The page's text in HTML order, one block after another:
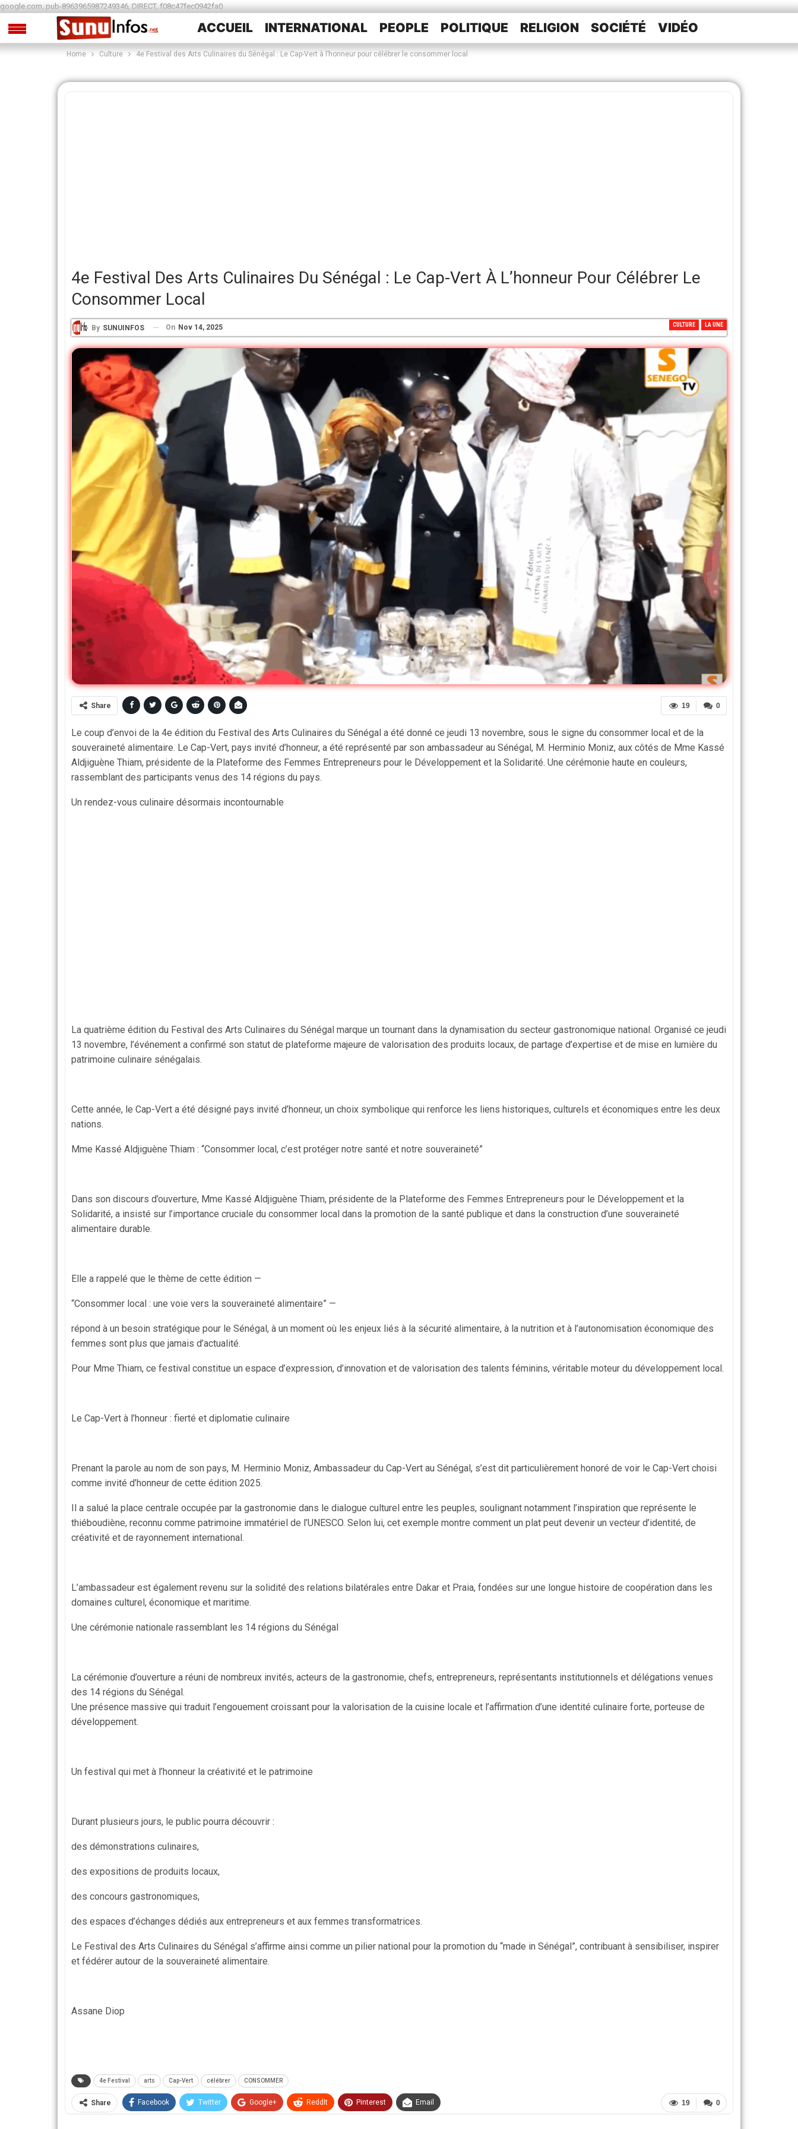
google.com, pub-8963965987249346, DIRECT, f08c47fec0942fa0
ACCUEIL INTERNATIONAL PEOPLE POLITIQUE RELIGION SOCIÉTÉ
VIDÉO
SPORTS
Home Culture 4e Festival des Arts Culinaires du Sénégal : Le Cap-Vert à l’honneur pour célébrer le consommer local
4e Festival Des Arts Culinaires Du Sénégal : Le Cap-Vert À L’honneur Pour Célébrer Le
Consommer Local
CULTURE LA UNE
By SUNUINFOS On Nov 14, 2025
0
19
Share
Le coup d’envoi de la 4e édition du Festival des Arts Culinaires du Sénégal a été donné ce jeudi 13 novembre, sous le signe du consommer local et de la
souveraineté alimentaire. Le Cap-Vert, pays invité d’honneur, a été représenté par son ambassadeur au Sénégal, M. Herminio Moniz, aux côtés de Mme Kassé
Aldjiguène Thiam, présidente de la Plateforme des Femmes Entrepreneurs pour le Développement et la Solidarité. Une cérémonie haute en couleurs,
rassemblant des participants venus des 14 régions du pays.
Un rendez-vous culinaire désormais incontournable
La quatrième édition du Festival des Arts Culinaires du Sénégal marque un tournant dans la dynamisation du secteur gastronomique national. Organisé ce jeudi
13 novembre, l’événement a confirmé son statut de plateforme majeure de valorisation des produits locaux, de partage d’expertise et de mise en lumière du
patrimoine culinaire sénégalais.
Cette année, le Cap-Vert a été désigné pays invité d’honneur, un choix symbolique qui renforce les liens historiques, culturels et économiques entre les deux
nations.
Mme Kassé Aldjiguène Thiam : “Consommer local, c’est protéger notre santé et notre souveraineté”
Dans son discours d’ouverture, Mme Kassé Aldjiguène Thiam, présidente de la Plateforme des Femmes Entrepreneurs pour le Développement et la
Solidarité, a insisté sur l’importance cruciale du consommer local dans la promotion de la santé publique et dans la construction d’une souveraineté
alimentaire durable.
Elle a rappelé que le thème de cette édition —
“Consommer local : une voie vers la souveraineté alimentaire” —
répond à un besoin stratégique pour le Sénégal, à un moment où les enjeux liés à la sécurité alimentaire, à la nutrition et à l’autonomisation économique des
femmes sont plus que jamais d’actualité.
Pour Mme Thiam, ce festival constitue un espace d’expression, d’innovation et de valorisation des talents féminins, véritable moteur du développement local.
Le Cap-Vert à l’honneur : fierté et diplomatie culinaire
Prenant la parole au nom de son pays, M. Herminio Moniz, Ambassadeur du Cap-Vert au Sénégal, s’est dit particulièrement honoré de voir le Cap-Vert choisi
comme invité d’honneur de cette édition 2025.
Il a salué la place centrale occupée par la gastronomie dans le dialogue culturel entre les peuples, soulignant notamment l’inspiration que représente le
thiéboudiène, reconnu comme patrimoine immatériel de l’UNESCO. Selon lui, cet exemple montre comment un plat peut devenir un vecteur d’identité, de
créativité et de rayonnement international.
L’ambassadeur est également revenu sur la solidité des relations bilatérales entre Dakar et Praia, fondées sur une longue histoire de coopération dans les
domaines culturel, économique et maritime.
Une cérémonie nationale rassemblant les 14 régions du Sénégal
La cérémonie d’ouverture a réuni de nombreux invités, acteurs de la gastronomie, chefs, entrepreneurs, représentants institutionnels et délégations venues
des 14 régions du Sénégal.
Une présence massive qui traduit l’engouement croissant pour la valorisation de la cuisine locale et l’affirmation d’une identité culinaire forte, porteuse de
développement.
Un festival qui met à l’honneur la créativité et le patrimoine
Durant plusieurs jours, le public pourra découvrir :
des démonstrations culinaires,
des expositions de produits locaux,
des concours gastronomiques,
des espaces d’échanges dédiés aux entrepreneurs et aux femmes transformatrices.
Le Festival des Arts Culinaires du Sénégal s’affirme ainsi comme un pilier national pour la promotion du “made in Sénégal”, contribuant à sensibiliser, inspirer
et fédérer autour de la souveraineté alimentaire.
Assane Diop
4e Festival arts Cap-Vert célébrer CONSOMMER
0
19
Share Facebook Twitter Google+ ReddIt Pinterest Email